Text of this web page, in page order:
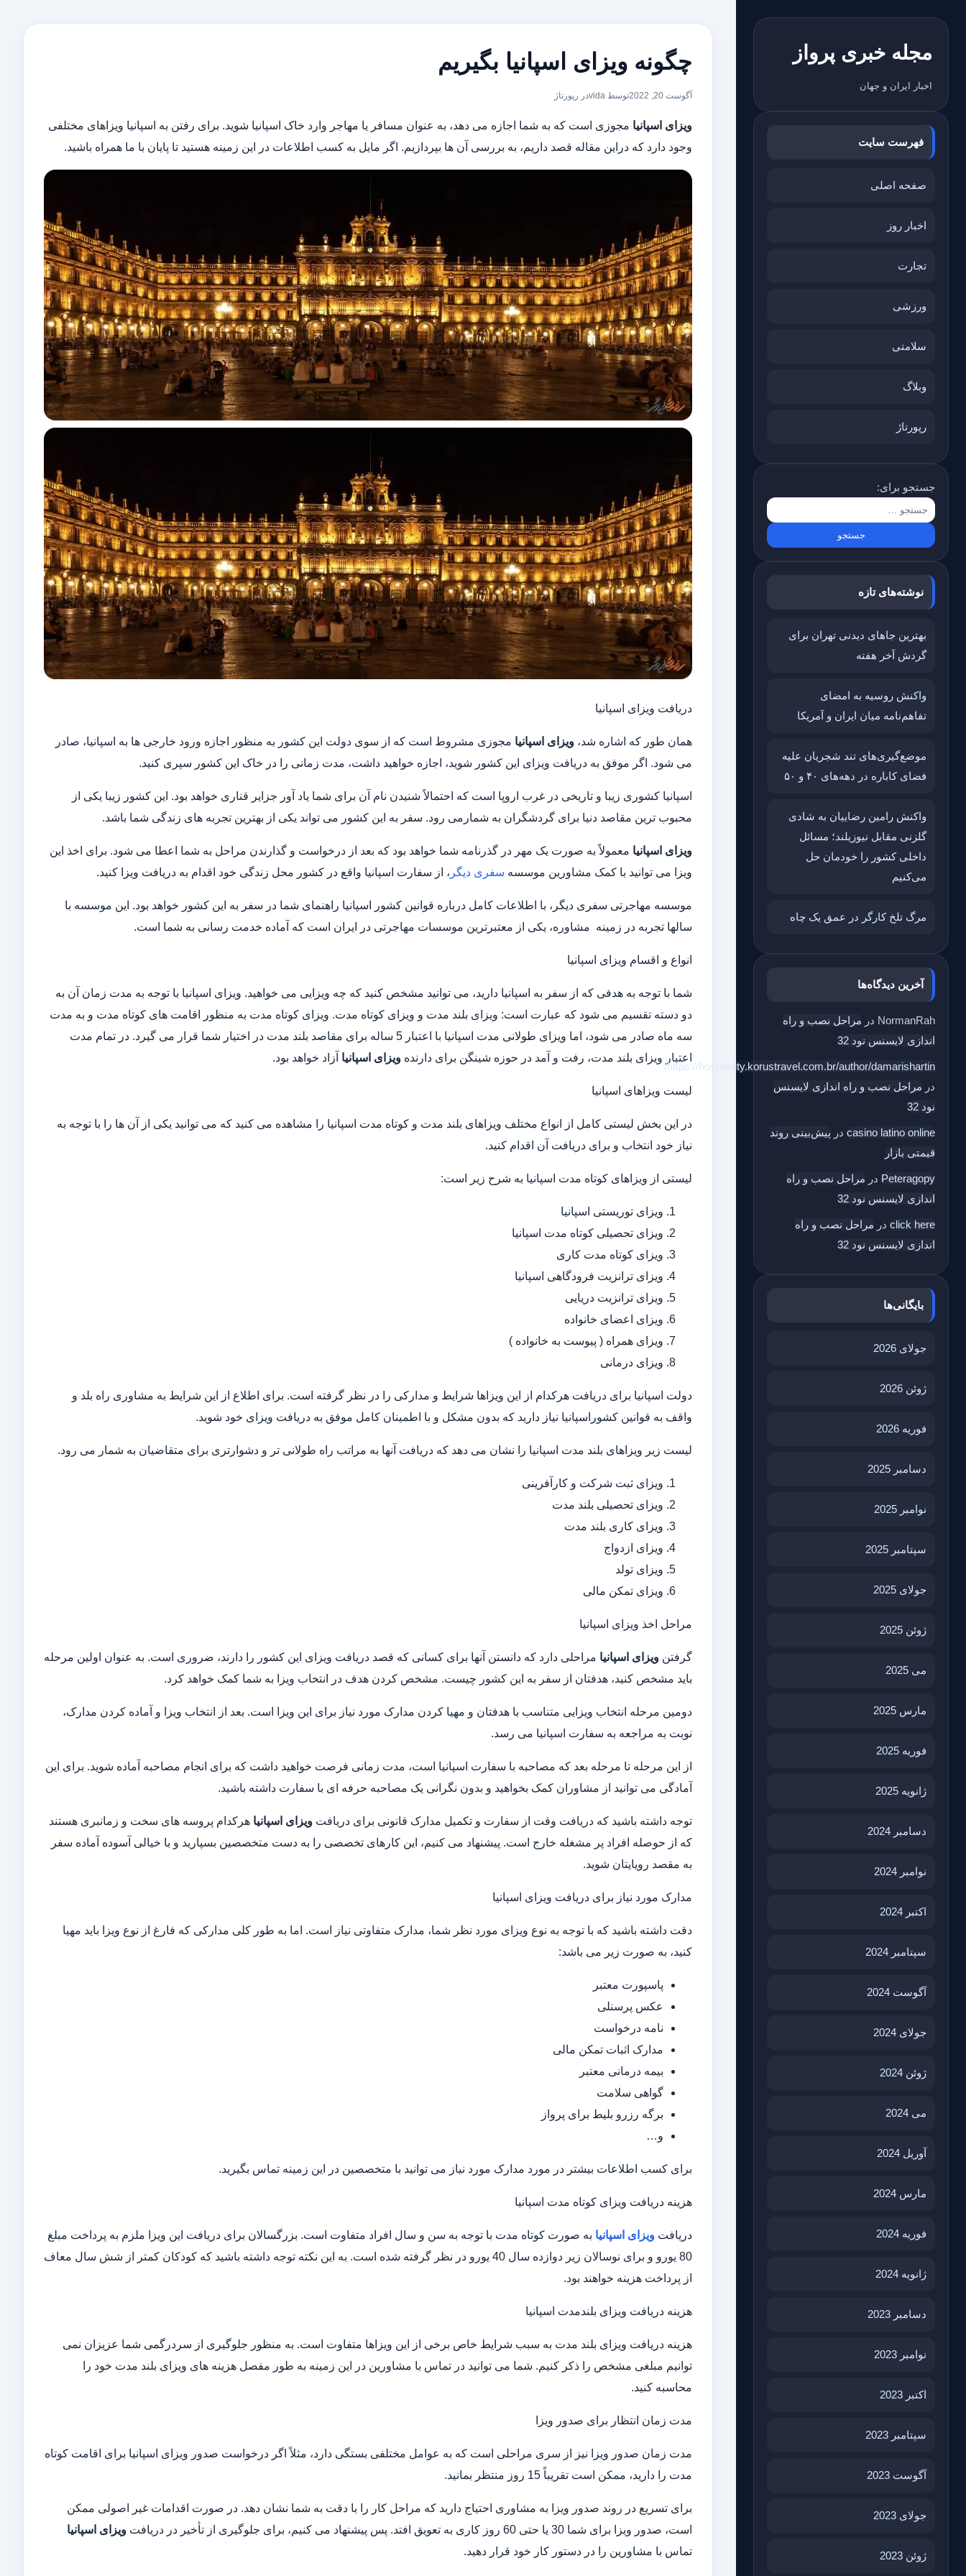
مجله خبری پرواز
اخبار ایران و جهان
فهرست سایت
صفحه اصلی
اخبار روز
تجارت
ورزشی
سلامتی
وبلاگ
رپورتاژ
جستجو برای:
نوشته‌های تازه
بهترین جاهای دیدنی تهران برای
گردش آخر هفته
واکنش روسیه به امضای
تفاهم‌نامه میان ایران و آمریکا
موضع‌گیری‌های تند شجریان علیه
فضای کاباره در دهه‌های ۴۰ و ۵۰
واکنش رامین رضاییان به شادی
گلزنی مقابل نیوزیلند؛ مسائل
داخلی کشور را خودمان حل
می‌کنیم
مرگ تلخ کارگر در عمق یک چاه
آخرین دیدگاه‌ها
NormanRah در مراحل نصب و راه
اندازی لایسنس نود 32
https://hospitality.korustravel.com.br/author/damarishartin/
در مراحل نصب و راه اندازی لایسنس
نود 32
casino latino online در پیش‌بینی روند
قیمتی بازار
Peteragopy در مراحل نصب و راه
اندازی لایسنس نود 32
click here در مراحل نصب و راه
اندازی لایسنس نود 32
بایگانی‌ها
جولای 2026
ژوئن 2026
فوریه 2026
دسامبر 2025
نوامبر 2025
سپتامبر 2025
جولای 2025
ژوئن 2025
می 2025
مارس 2025
فوریه 2025
ژانویه 2025
دسامبر 2024
نوامبر 2024
اکتبر 2024
سپتامبر 2024
آگوست 2024
جولای 2024
ژوئن 2024
می 2024
آوریل 2024
مارس 2024
فوریه 2024
ژانویه 2024
دسامبر 2023
نوامبر 2023
اکتبر 2023
سپتامبر 2023
آگوست 2023
جولای 2023
ژوئن 2023
چگونه ویزای اسپانیا بگیریم
آگوست 20, 2022 توسط vida در رپورتاژ
ویزای اسپانیا مجوزی است که به شما اجازه می دهد، به عنوان مسافر یا مهاجر وارد خاک اسپانیا شوید. برای رفتن به اسپانیا ویزاهای مختلفی
وجود دارد که دراین مقاله قصد داریم، به بررسی آن ها بپردازیم. اگر مایل به کسب اطلاعات در این زمینه هستید تا پایان با ما همراه باشید.
دریافت ویزای اسپانیا
همان طور که اشاره شد، ویزای اسپانیا مجوزی مشروط است که از سوی دولت این کشور به منظور اجازه ورود خارجی ها به اسپانیا، صادر
می شود. اگر موفق به دریافت ویزای این کشور شوید، اجازه خواهید داشت، مدت زمانی را در خاک این کشور سپری کنید.
اسپانیا کشوری زیبا و تاریخی در غرب اروپا است که احتمالاً شنیدن نام آن برای شما یاد آور جزایر قناری خواهد بود. این کشور زیبا یکی از
محبوب ترین مقاصد دنیا برای گردشگران به شمارمی رود. سفر به این کشور می تواند یکی از بهترین تجربه های زندگی شما باشد.
ویزای اسپانیا معمولاً به صورت یک مهر در گذرنامه شما خواهد بود که بعد از درخواست و گذارندن مراحل به شما اعطا می شود. برای اخذ این
ویزا می توانید با کمک مشاورین موسسه سفری دیگر ، از سفارت اسپانیا واقع در کشور محل زندگی خود اقدام به دریافت ویزا کنید.
موسسه مهاجرتی سفری دیگر، با اطلاعات کامل درباره قوانین کشور اسپانیا راهنمای شما در سفر به این کشور خواهد بود. این موسسه با
سالها تجربه در زمینه مشاوره، یکی از معتبرترین موسسات مهاجرتی در ایران است که آماده خدمت رسانی به شما است.
انواع و اقسام ویزای اسپانیا
شما با توجه به هدفی که از سفر به اسپانیا دارید، می توانید مشخص کنید که چه ویزایی می خواهید. ویزای اسپانیا با توجه به مدت زمان آن به
دو دسته تقسیم می شود که عبارت است: ویزای بلند مدت و ویزای کوتاه مدت. ویزای کوتاه مدت به منظور اقامت های کوتاه مدت و به مدت
سه ماه صادر می شود، اما ویزای طولانی مدت اسپانیا با اعتبار 5 ساله برای مقاصد بلند مدت در اختیار شما قرار می گیرد. در تمام مدت
اعتبار ویزای بلند مدت، رفت و آمد در حوزه شینگن برای دارنده ویزای اسپانیا آزاد خواهد بود.
لیست ویزاهای اسپانیا
در این بخش لیستی کامل از انواع مختلف ویزاهای بلند مدت و کوتاه مدت اسپانیا را مشاهده می کنید که می توانید یکی از آن ها را با توجه به
نیاز خود انتخاب و برای دریافت آن اقدام کنید.
لیستی از ویزاهای کوتاه مدت اسپانیا به شرح زیر است:
ویزای توریستی اسپانیا
ویزای تحصیلی کوتاه مدت اسپانیا
ویزای کوتاه مدت کاری
ویزای ترانزیت فرودگاهی اسپانیا
ویزای ترانزیت دریایی
ویزای اعضای خانواده
ویزای همراه ( پیوست به خانواده )
ویزای درمانی
دولت اسپانیا برای دریافت هرکدام از این ویزاها شرایط و مدارکی را در نظر گرفته است. برای اطلاع از این شرایط به مشاوری راه بلد و
واقف به قوانین کشوراسپانیا نیاز دارید که بدون مشکل و با اطمینان کامل موفق به دریافت ویزای خود شوید.
لیست زیر ویزاهای بلند مدت اسپانیا را نشان می دهد که دریافت آنها به مراتب راه طولانی تر و دشوارتری برای متقاضیان به شمار می رود.
ویزای ثبت شرکت و کارآفرینی
ویزای تحصیلی بلند مدت
ویزای کاری بلند مدت
ویزای ازدواج
ویزای تولد
ویزای تمکن مالی
مراحل اخذ ویزای اسپانیا
گرفتن ویزای اسپانیا مراحلی دارد که دانستن آنها برای کسانی که قصد دریافت ویزای این کشور را دارند، ضروری است. به عنوان اولین مرحله
باید مشخص کنید، هدفتان از سفر به این کشور چیست. مشخص کردن هدف در انتخاب ویزا به شما کمک خواهد کرد.
دومین مرحله انتخاب ویزایی متناسب با هدفتان و مهیا کردن مدارک مورد نیاز برای این ویزا است. بعد از انتخاب ویزا و آماده کردن مدارک،
نوبت به مراجعه به سفارت اسپانیا می رسد.
از این مرحله تا مرحله بعد که مصاحبه با سفارت اسپانیا است، مدت زمانی فرصت خواهید داشت که برای انجام مصاحبه آماده شوید. برای این
آمادگی می توانید از مشاوران کمک بخواهید و بدون نگرانی یک مصاحبه حرفه ‌ای با سفارت داشته باشید.
توجه داشته باشید که دریافت وقت از سفارت و تکمیل مدارک قانونی برای دریافت ویزای اسپانیا هرکدام پروسه های سخت و زمانبری هستند
که از حوصله افراد پر مشغله خارج است. پیشنهاد می کنیم، این کارهای تخصصی را به دست متخصصین بسپارید و با خیالی آسوده آماده سفر
به مقصد رویایتان شوید.
مدارک مورد نیاز برای دریافت ویزای اسپانیا
دقت داشته باشید که با توجه به نوع ویزای مورد نظر شما، مدارک متفاوتی نیاز است. اما به طور کلی مدارکی که فارغ از نوع ویزا باید مهیا
کنید، به صورت زیر می باشد:
پاسپورت معتبر
عکس پرسنلی
نامه درخواست
مدارک اثبات تمکن مالی
بیمه درمانی معتبر
گواهی سلامت
برگه رزرو بلیط برای پرواز
و…
برای کسب اطلاعات بیشتر در مورد مدارک مورد نیاز می توانید با متخصصین در این زمینه تماس بگیرید.
هزینه دریافت ویزای کوتاه مدت اسپانیا
دریافت ویزای اسپانیا به صورت کوتاه مدت با توجه به سن و سال افراد متفاوت است. بزرگسالان برای دریافت این ویزا ملزم به پرداخت مبلغ
80 یورو و برای نوسالان زیر دوازده سال 40 یورو در نظر گرفته شده است. به این نکته توجه داشته باشید که کودکان کمتر از شش سال معاف
از پرداخت هزینه خواهند بود.
هزینه دریافت ویزای بلندمدت اسپانیا
هزینه دریافت ویزای بلند مدت به سبب شرایط خاص برخی از این ویزاها متفاوت است. به منظور جلوگیری از سردرگمی شما عزیزان نمی
توانیم مبلغی مشخص را ذکر کنیم. شما می توانید در تماس با مشاورین در این زمینه به طور مفصل هزینه های ویزای بلند مدت خود را
محاسبه کنید.
مدت زمان انتظار برای صدور ویزا
مدت زمان صدور ویزا نیز از سری مراحلی است که به عوامل مختلفی بستگی دارد، مثلاً اگر درخواست صدور ویزای اسپانیا برای اقامت کوتاه
مدت را دارید، ممکن است تقریباً 15 روز منتظر بمانید.
برای تسریع در روند صدور ویزا به مشاوری احتیاج دارید که مراحل کار را با دقت به شما نشان دهد. در صورت اقدامات غیر اصولی ممکن
است، صدور ویزا برای شما 30 یا حتی 60 روز کاری به تعویق افتد. پس پیشنهاد می کنیم، برای جلوگیری از تأخیر در دریافت
ویزای اسپانیا
تماس با مشاورین را در دستور کار خود قرار دهید.